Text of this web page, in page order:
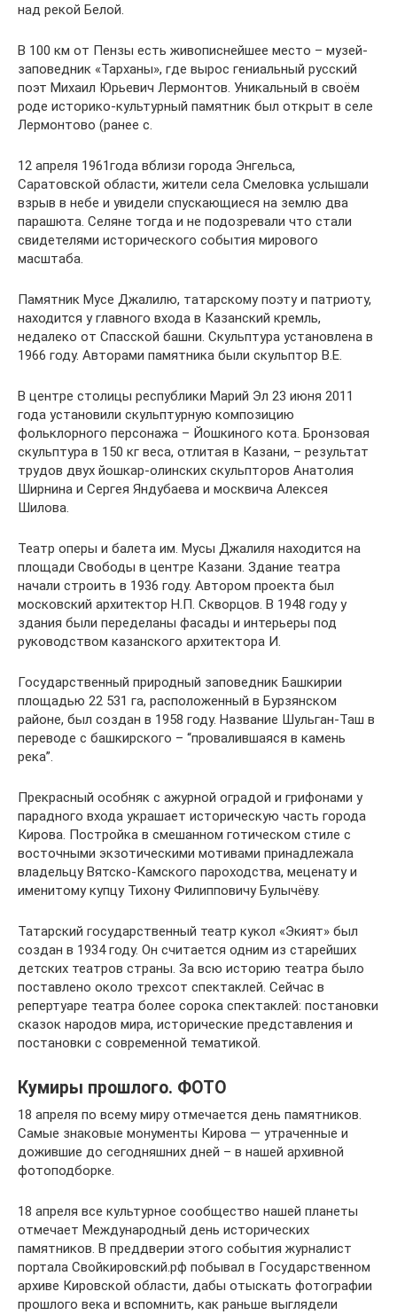
над рекой Белой.
В 100 км от Пензы есть живописнейшее место – музей-
заповедник «Тарханы», где вырос гениальный русский
поэт Михаил Юрьевич Лермонтов. Уникальный в своём
роде историко-культурный памятник был открыт в селе
Лермонтово (ранее с.
12 апреля 1961года вблизи города Энгельса,
Саратовской области, жители села Смеловка услышали
взрыв в небе и увидели спускающиеся на землю два
парашюта. Селяне тогда и не подозревали что стали
свидетелями исторического события мирового
масштаба.
Памятник Мусе Джалилю, татарскому поэту и патриоту,
находится у главного входа в Казанский кремль,
недалеко от Спасской башни. Скульптура установлена в
1966 году. Авторами памятника были скульптор В.Е.
В центре столицы республики Марий Эл 23 июня 2011
года установили скульптурную композицию
фольклорного персонажа – Йошкиного кота. Бронзовая
скульптура в 150 кг веса, отлитая в Казани, – результат
трудов двух йошкар-олинских скульпторов Анатолия
Ширнина и Сергея Яндубаева и москвича Алексея
Шилова.
Театр оперы и балета им. Мусы Джалиля находится на
площади Свободы в центре Казани. Здание театра
начали строить в 1936 году. Автором проекта был
московский архитектор Н.П. Скворцов. В 1948 году у
здания были переделаны фасады и интерьеры под
руководством казанского архитектора И.
Государственный природный заповедник Башкирии
площадью 22 531 га, расположенный в Бурзянском
районе, был создан в 1958 году. Название Шульган-Таш в
переводе с башкирского – “провалившаяся в камень
река”.
Прекрасный особняк с ажурной оградой и грифонами у
парадного входа украшает историческую часть города
Кирова. Постройка в смешанном готическом стиле с
восточными экзотическими мотивами принадлежала
владельцу Вятско-Камского пароходства, меценату и
именитому купцу Тихону Филипповичу Булычёву.
Татарский государственный театр кукол «Экият» был
создан в 1934 году. Он считается одним из старейших
детских театров страны. За всю историю театра было
поставлено около трехсот спектаклей. Сейчас в
репертуаре театра более сорока спектаклей: постановки
сказок народов мира, исторические представления и
постановки с современной тематикой.
Кумиры прошлого. ФОТО
18 апреля по всему миру отмечается день памятников.
Самые знаковые монументы Кирова — утраченные и
дожившие до сегодняшних дней – в нашей архивной
фотоподборке.
18 апреля все культурное сообщество нашей планеты
отмечает Международный день исторических
памятников. В преддверии этого события журналист
портала Свойкировский.рф побывал в Государственном
архиве Кировской области, дабы отыскать фотографии
прошлого века и вспомнить, как раньше выглядели